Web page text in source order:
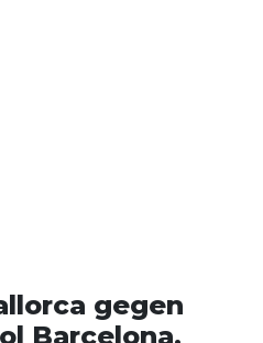
gegen
Barcelona,